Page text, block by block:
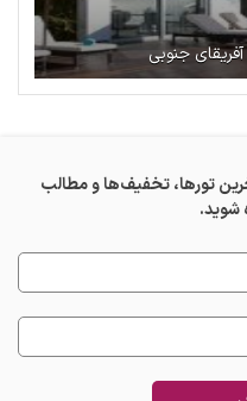
جنوبی
تورها، تخفیف‌ها و مطالب
شوید.